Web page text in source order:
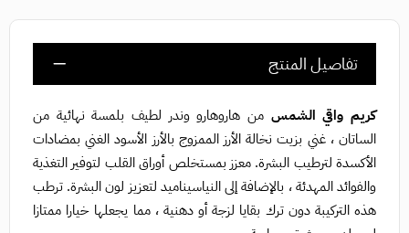
تفاصيل المنتج
كريم واقي الشمس من هاروهارو وندر لطيف بلمسة نهائية من
الساتان ، غني بزيت نخالة الأرز الممزوج بالأرز الأسود الغني بمضادات
الأكسدة لترطيب البشرة. معزز بمستخلص أوراق القلب لتوفير التغذية
والفوائد المهدئة ، بالإضافة إلى النياسيناميد لتعزيز لون البشرة. ترطب
هذه التركيبة دون ترك بقايا لزجة أو دهنية ، مما يجعلها خيارا ممتازا